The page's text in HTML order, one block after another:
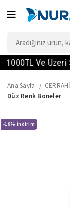
Ve Üzeri
Ana Sayfa
Düz Renk Boneler
-19%